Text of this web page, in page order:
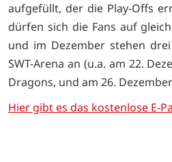
aufgefüllt, der die Play-Offs
dürfen sich die Fans auf
und im Dezember stehen
SWT-Arena an (u.a. am 22.
Dragons, und am 26.
Hier gibt es das kostenlose E-